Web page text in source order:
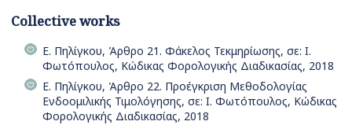
Collective works
Ε. Πηλίγκου, Άρθρο 21. Φάκελος Τεκμηρίωσης, σε: Ι.
Φωτόπουλος, Κώδικας Φορολογικής Διαδικασίας, 2018
Ε. Πηλίγκου, Άρθρο 22. Προέγκριση Μεθοδολογίας
Ενδοομιλικής Τιμολόγησης, σε: Ι. Φωτόπουλος, Κώδικας
Φορολογικής Διαδικασίας, 2018